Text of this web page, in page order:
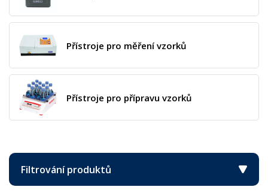
Přístroje pro měření vzorků
Přístroje pro přípravu vzorků
Filtrování produktů